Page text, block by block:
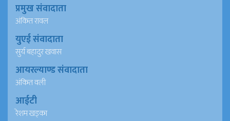
प्रमुख संवादाता
अंकित रावल
युएई संवादाता
सुर्य बहादुर खवास
आयरल्याण्ड संवादाता
अंकित वली
आईटी
रेशम खड्का